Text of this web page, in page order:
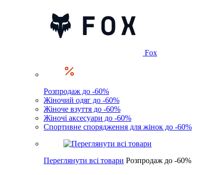
Fox
Розпродаж до -60%
Жіночий одяг до -60%
Жіноче взуття до -60%
Жіночі аксесуари до -60%
Спортивне спорядження для жінок до -60%
Переглянути всі товари Розпродаж до -60%